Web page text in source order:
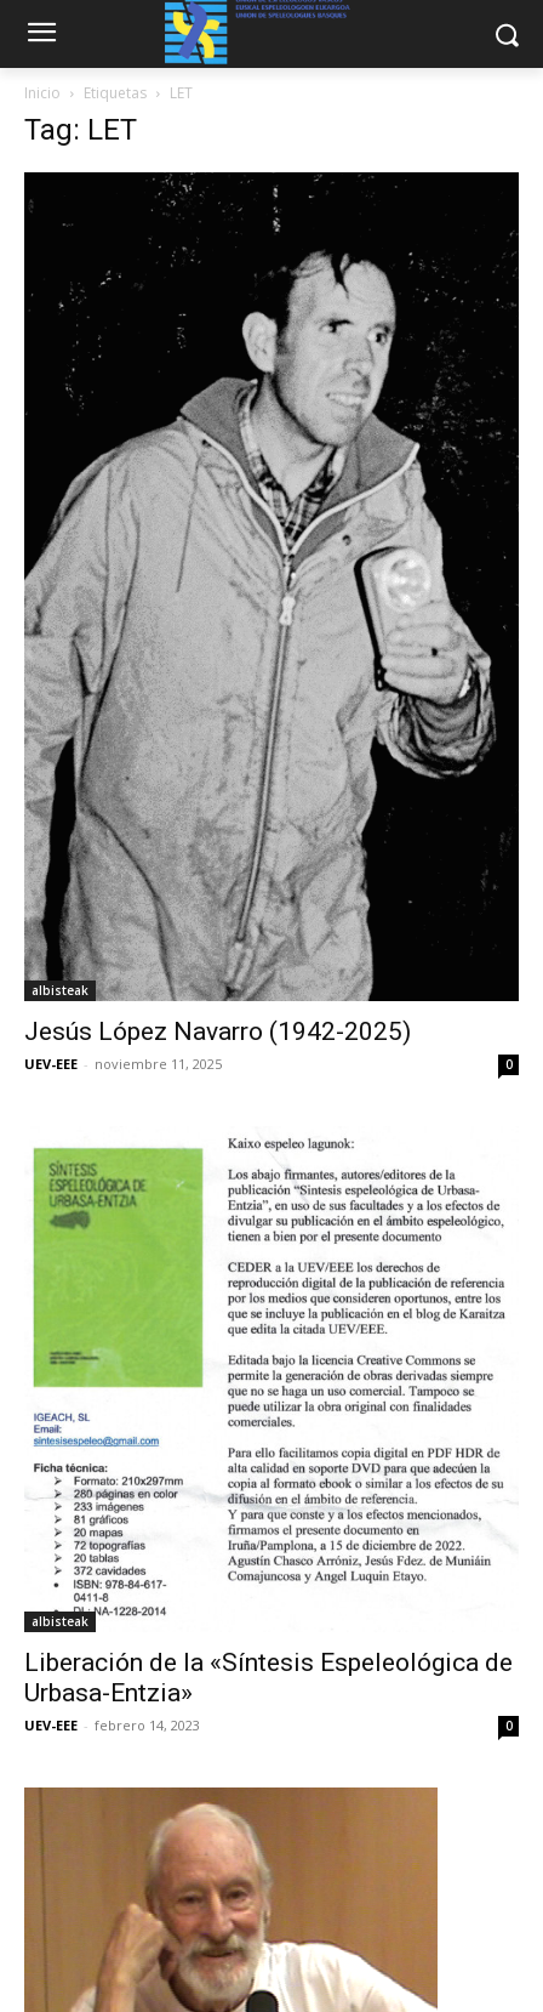
Inicio Etiquetas LET
Tag: LET
albisteak
Jesús López Navarro (1942-2025)
UEV-EEE - noviembre 11, 2025 0
albisteak
Liberación de la «Síntesis Espeleológica de
Urbasa-Entzia»
UEV-EEE - febrero 14, 2023 0